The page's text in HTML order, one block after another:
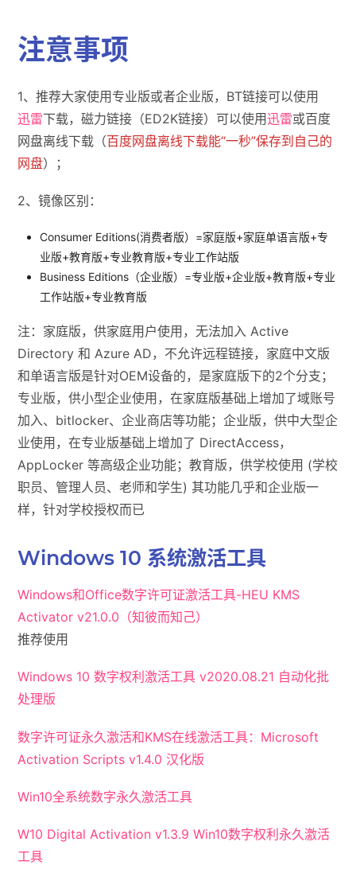
注意事项
1、推荐大家使用专业版或者企业版，BT链接可以使用
迅雷下载，磁力链接（ED2K链接）可以使用迅雷或百度
网盘离线下载（百度网盘离线下载能“一秒”保存到自己的
网盘）；
2、镜像区别：
Consumer Editions(消费者版）=家庭版+家庭单语言版+专
业版+教育版+专业教育版+专业工作站版
Business Editions（企业版）=专业版+企业版+教育版+专业
工作站版+专业教育版
注：家庭版，供家庭用户使用，无法加入 Active
Directory 和 Azure AD，不允许远程链接，家庭中文版
和单语言版是针对OEM设备的，是家庭版下的2个分支；
专业版，供小型企业使用，在家庭版基础上增加了域账号
加入、bitlocker、企业商店等功能；企业版，供中大型企
业使用，在专业版基础上增加了 DirectAccess，
AppLocker 等高级企业功能；教育版，供学校使用 (学校
职员、管理人员、老师和学生) 其功能几乎和企业版一
样，针对学校授权而已
Windows 10 系统激活工具
Windows和Office数字许可证激活工具-HEU KMS
Activator v21.0.0（知彼而知己）
推荐使用
Windows 10 数字权利激活工具 v2020.08.21 自动化批
处理版
数字许可证永久激活和KMS在线激活工具：Microsoft
Activation Scripts v1.4.0 汉化版
Win10全系统数字永久激活工具
W10 Digital Activation v1.3.9 Win10数字权利永久激活
工具